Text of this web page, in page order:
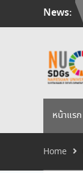
News:
หน้าแรก
Home